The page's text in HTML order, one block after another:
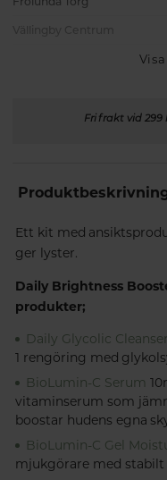
Fri frakt vid 299
Ett kit med
ger lyster.
Daily Brightness
produkter;
Daily Glycolic Cleanser
1 rengöring med
BioLumin-C Serum
vitaminserum som
boostar hudens egna
BioLumin-C Gel
mjukgörare med stabilt